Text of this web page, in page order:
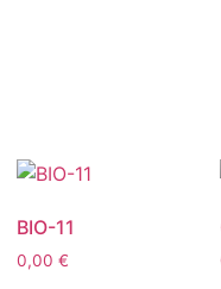
BIO-11
0,00 €